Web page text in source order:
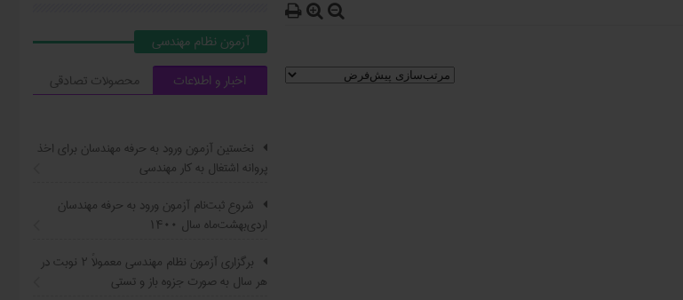
  
آزمون نظام مهندسي
اخبار و اطلاعات
محصولات تصادقي
نخستین آزمون ورود به حرفه مهندسان برای اخذ
پروانه اشتغال به کار مهندسی
شروع ثبت‌نام آزمون ورود به حرفه مهندسان
اردی‌بهشت‌ماه سال ۱۴۰۰
برگزاری آزمون نظام مهندسی معمولاً ۲ نوبت در
هر سال به صورت جزوه باز و تستی